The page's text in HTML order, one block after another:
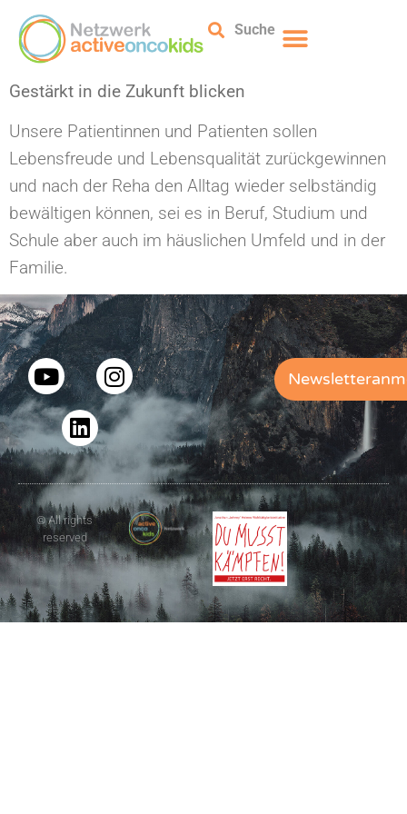
Suche
Gestärkt in die Zukunft blicken
Unsere Patientinnen und Patienten sollen
Lebensfreude und Lebensqualität zurückgewinnen
und nach der Reha den Alltag wieder selbständig
bewältigen können, sei es in Beruf, Studium und
Schule aber auch im häuslichen Umfeld und in der
Familie.
© All rights
reserved